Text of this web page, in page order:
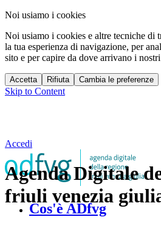
Noi usiamo i cookies
Noi usiamo i cookies e altre tecniche di
la tua esperienza di navigazione, per
sito e per capire da dove arrivano i
Accetta Rifiuta Cambia le preferenze
Skip to Content
Accedi
Agenda Digitale
friuli venezia
Cos'è ADfvg